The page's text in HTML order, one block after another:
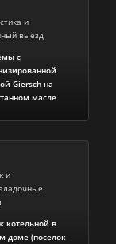
и
выезд
с
Giersch на
масле
и
котельной в
доме (поселок